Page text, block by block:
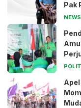
Pak
NEWS